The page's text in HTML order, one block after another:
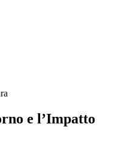
e l’Impatto